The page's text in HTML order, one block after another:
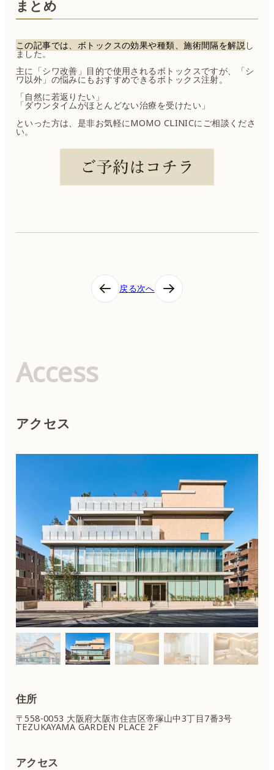
まとめ
この記事では、ボトックスの効果や種類、施術間隔を解説 し
ました。
主に「シワ改善」目的で使用されるボトックスですが、「シ
ワ以外」の悩みにもおすすめできるボトックス注射。
「自然に若返りたい」
「ダウンタイムがほとんどない治療を受けたい」
といった方は、是非お気軽にMOMO CLINICにご相談くださ
い。
ン
戻る次へ
Access
アクセス
住所
〒558-0053 大阪府大阪市住吉区帝塚山中3丁目7番3号
TEZUKAYAMA GARDEN PLACE 2F
アクセス